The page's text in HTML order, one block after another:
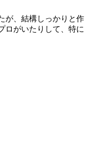
が、結構しっかりと作
ロがいたりして、特に